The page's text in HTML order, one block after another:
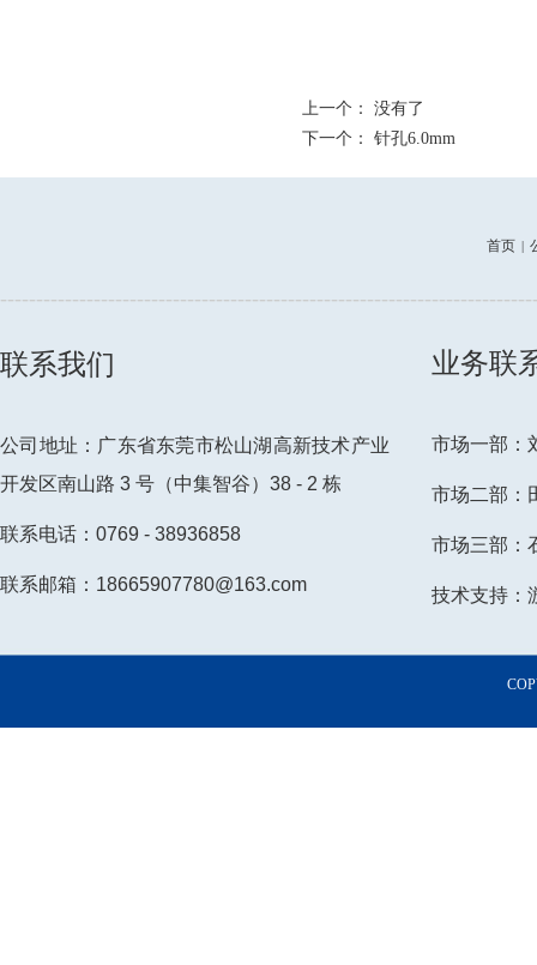
上一个： 没有了
下一个： 针孔6.0mm
首页 |
业务联
市场一部：
市场二部：
市场三部：
技术支持：
联系我们
公司地址：广东省东莞市松山湖高新技术产业
开发区南山路 3 号（中集智谷）38 - 2 栋
联系电话：0769 - 38936858
联系邮箱：18665907780@163.com